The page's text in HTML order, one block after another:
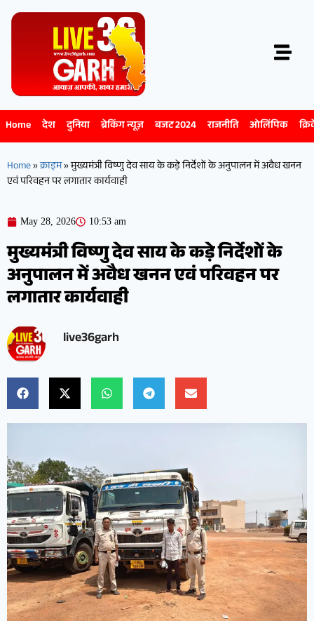
Home देश दुनिया ब्रेकिंग न्यूज़ बजट 2024 राजनीति ओलिंपिक
Home»क्राइम»मुख्यमंत्री विष्णु देव साय के कड़े निर्देशों के अनुपालन में अवैध खनन
एवं परिवहन पर लगातार कार्यवाही
May 28, 2026 10:53 am
मुख्यमंत्री विष्णु देव साय के कड़े निर्देशों के
अनुपालन में अवैध खनन एवं परिवहन पर
लगातार कार्यवाही
live36garh